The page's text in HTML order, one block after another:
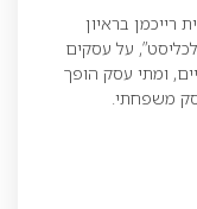
רייכמן בראיון
על עסקים
ומתי עסק הופך
משפחתי.